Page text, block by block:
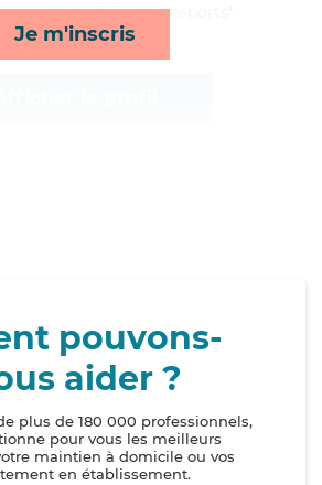
Je m'inscris
activités et transports*
pouvons-
aider ?
plus de 180 000 professionnels,
pour vous les meilleurs
maintien à domicile ou vos
en établissement.